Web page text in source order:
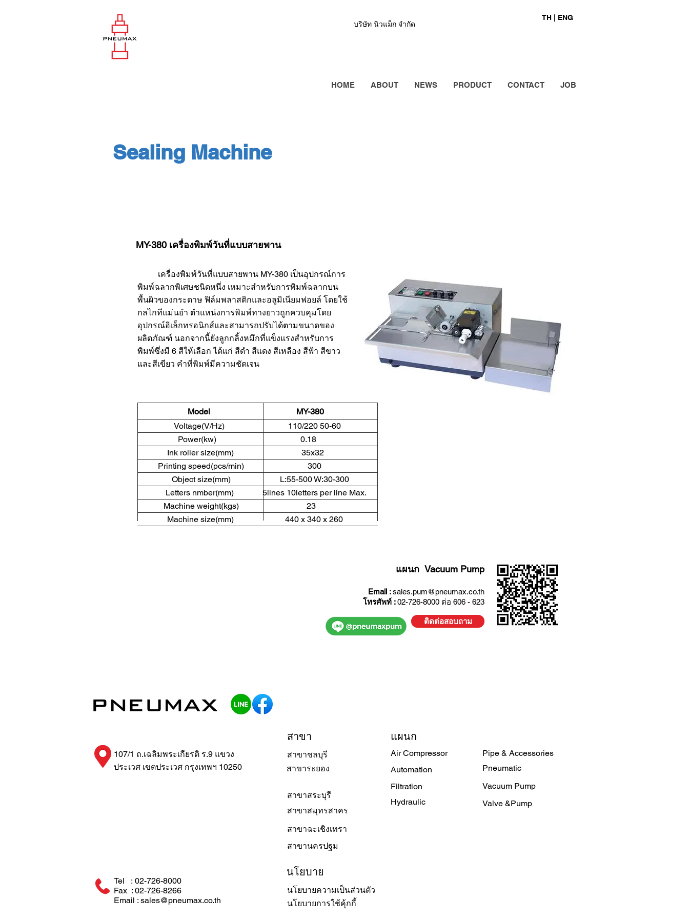
บริษัท นิวแม็ก จำกัด
TH | ENG
HOME ABOUT NEWS PRODUCT CONTACT JOB
Sealing Machine
MY-380 เครื่องพิมพ์วันที่แบบสายพาน
Model MY-380
Voltage(V/Hz) 110/220 50-60
Power(kw) 0.18
Ink roller size(mm) 35x32
Printing speed(pcs/min) 300
Object size(mm) L:55-500 W:30-300
Machine size(mm) 440 x 340 x 260
Letters nmber(mm) 5lines 10letters per line Max.
Machine weight(kgs) 23
เครื่องพิมพ์วันที่แบบสายพาน MY-380 เป็นอุปกรณ์การ
พิมพ์ฉลากพิเศษชนิดหนึ่ง เหมาะสำหรับการพิมพ์ฉลากบน
พื้นผิวของกระดาษ ฟิล์มพลาสติกและอลูมิเนียมฟอยล์ โดยใช้
กลไกทีแม่นยำ ตำแหน่งการพิมพ์ทางยาวถูกควบคุมโดย
อุปกรณ์อิเล็กทรอนิกส์และสามารถปรับได้ตามขนาดของ
ผลิตภัณฑ์ นอกจากนี้ยังลูกกลิ้งหมึกที่แข็งแรงสำหรับการ
พิมพ์ซึ่งมี 6 สีให้เลือก ได้แก่ สีดำ สีแดง สีเหลือง สีฟ้า สีขาว
และสีเขียว คำที่พิมพ์มีความชัดเจน
แผนก Vacuum Pump
Email :sales.pum@pneumax.co.th
โทรศัพท์ :02-726-8000 ต่อ 606 - 623
ติดต่อสอบถาม
สาขาระยอง
107/1 ถ.เฉลิมพระเกียรติ ร.9 แขวง
ประเวศ เขตประเวศ กรุงเทพฯ 10250
สาขา
สาขาสระบุรี
แผนก
Air Compressor
Automation
Filtration
Hydraulic
Pipe & Accessories
Pneumatic
Vacuum Pump
Valve &Pump
สาขาชลบุรี
สาขาสมุทรสาคร
สาขาฉะเชิงเทรา
สาขานครปฐม
Tel : 02-726-8000
Fax : 02-726-8266
Email : sales@pneumax.co.th
นโยบาย
นโยบายความเป็นส่วนตัว
นโยบายการใช้คุ้กกี้